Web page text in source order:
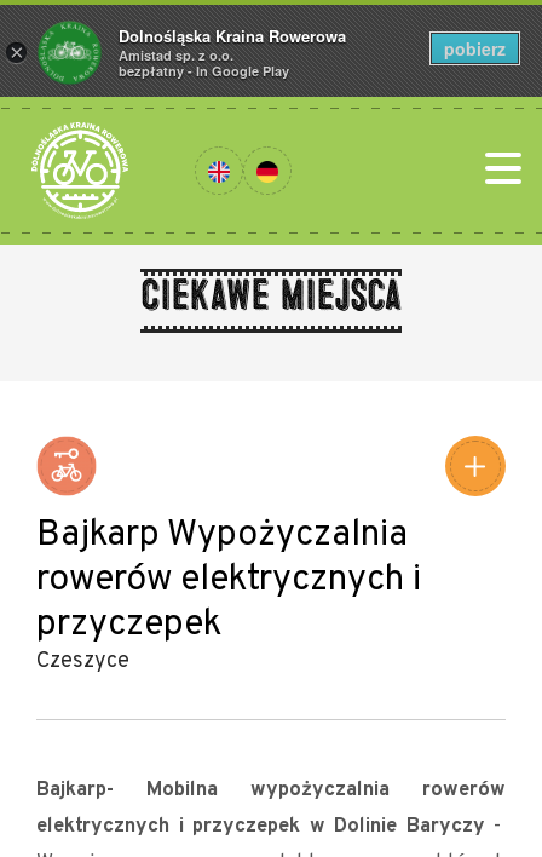
Ciekawe miejsca
Bajkarp Wypożyczalnia
rowerów elektrycznych i
przyczepek
Czeszyce
Bajkarp- Mobilna wypożyczalnia rowerów
elektrycznych i przyczepek w Dolinie Baryczy -
×
Dolnośląska Kraina Rowerowa
Amistad sp. z o.o.
bezpłatny - In Google Play
pobierz